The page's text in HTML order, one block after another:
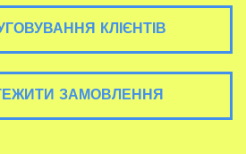
КЛІЄНТІВ
ЗАМОВЛЕННЯ